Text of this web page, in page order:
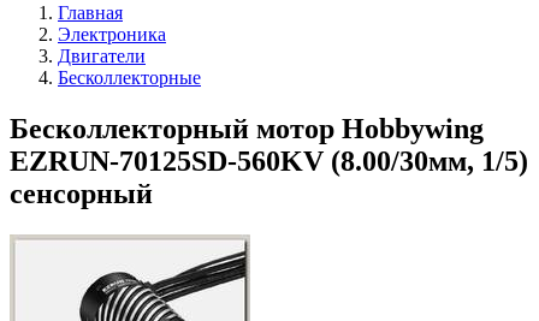
Главная
Электроника
Двигатели
Бесколлекторные
Бесколлекторный мотор Hobbywing
EZRUN-70125SD-560KV (8.00/30мм, 1/5)
сенсорный